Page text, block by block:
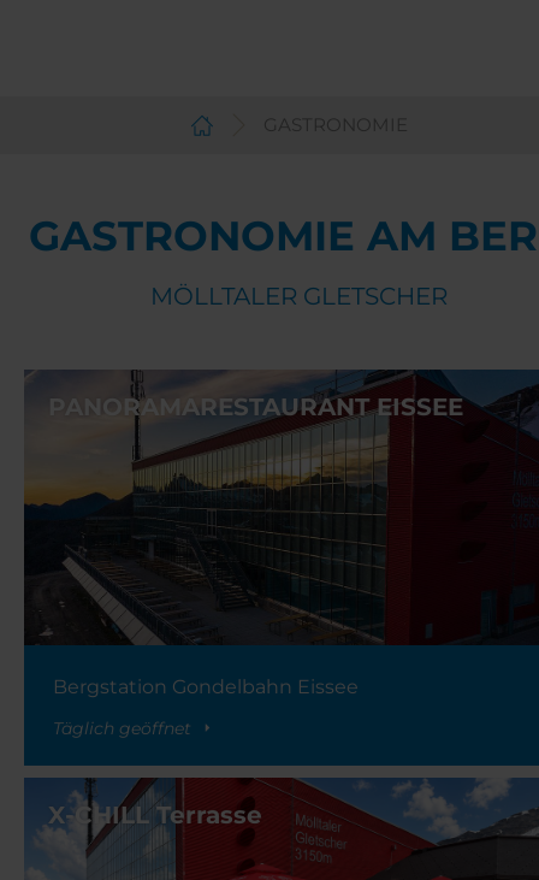
GASTRONOMIE
GASTRONOMIE AM
MÖLLTALER GLETSCHER
PANORAMARESTAURANT EISSEE
Bergstation Gondelbahn Eissee
Täglich geöffnet
X-CHILL Terrasse